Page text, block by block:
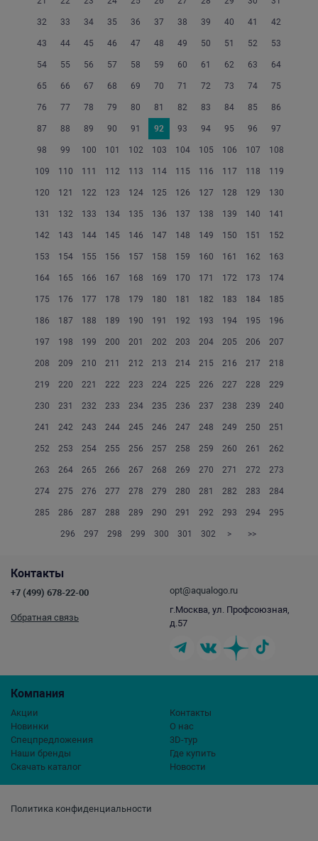
32 33 34 35 36 37 38 39 40 41 42
43 44 45 46 47 48 49 50 51 52 53
54 55 56 57 58 59 60 61 62 63 64
65 66 67 68 69 70 71 72 73 74 75
76 77 78 79 80 81 82 83 84 85 86
87 88 89 90 91 92 93 94 95 96 97
98 99 100 101 102 103 104 105 106 107 108
109 110 111 112 113 114 115 116 117 118 119
120 121 122 123 124 125 126 127 128 129 130
131 132 133 134 135 136 137 138 139 140 141
142 143 144 145 146 147 148 149 150 151 152
153 154 155 156 157 158 159 160 161 162 163
164 165 166 167 168 169 170 171 172 173 174
175 176 177 178 179 180 181 182 183 184 185
186 187 188 189 190 191 192 193 194 195 196
197 198 199 200 201 202 203 204 205 206 207
208 209 210 211 212 213 214 215 216 217 218
219 220 221 222 223 224 225 226 227 228 229
230 231 232 233 234 235 236 237 238 239 240
241 242 243 244 245 246 247 248 249 250 251
252 253 254 255 256 257 258 259 260 261 262
263 264 265 266 267 268 269 270 271 272 273
274 275 276 277 278 279 280 281 282 283 284
285 286 287 288 289 290 291 292 293 294 295
296 297 298 299 300 301 302 > >>
Политика конфиденциальности
Компания
Акции
Новинки
Спецпредложения
Наши бренды
Скачать каталог
Контакты
О нас
3D-тур
Где купить
Новости
Контакты
+7 (499) 678-22-00
Обратная связь
opt@aqualogo.ru
г.Москва, ул. Профсоюзная,
д.57